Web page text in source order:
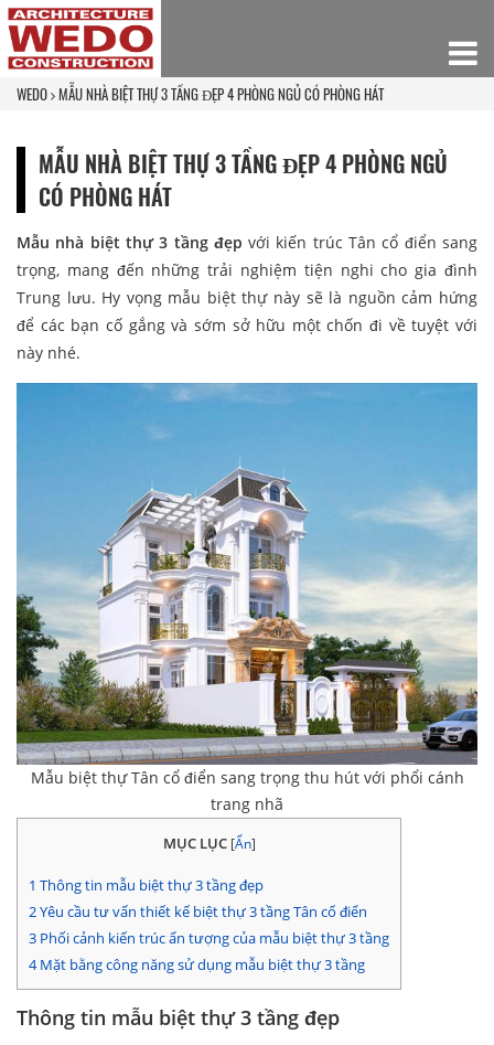
WEDO MẪU NHÀ BIỆT THỰ 3 TẦNG ĐẸP 4 PHÒNG NGỦ CÓ PHÒNG HÁT
MẪU NHÀ BIỆT THỰ 3 TẦNG ĐẸP 4 PHÒNG NGỦ
CÓ PHÒNG HÁT
Mẫu nhà biệt thự 3 tầng đẹp với kiến trúc Tân cổ điển sang
trọng, mang đến những trải nghiệm tiện nghi cho gia đình
Trung lưu. Hy vọng mẫu biệt thự này sẽ là nguồn cảm hứng
để các bạn cố gắng và sớm sở hữu một chốn đi về tuyệt với
này nhé.
Mẫu biệt thự Tân cổ điển sang trọng thu hút với phổi cánh
trang nhã
MỤC LỤC [Ẩn]
1 Thông tin mẫu biệt thự 3 tầng đẹp
2Yêu cầu tư vấn thiết kế biệt thự 3 tầng Tân cổ điển
3 Phối cảnh kiến trúc ấn tượng của mẫu biệt thự 3 tầng
4Mặt bằng công năng sử dụng mẫu biệt thự 3 tầng
Thông tin mẫu biệt thự 3 tầng đẹp